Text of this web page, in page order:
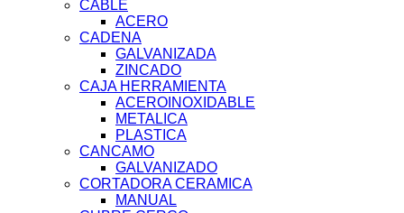
CABLE
ACERO
CADENA
GALVANIZADA
ZINCADO
CAJA HERRAMIENTA
ACEROINOXIDABLE
METALICA
PLASTICA
CANCAMO
GALVANIZADO
CORTADORA CERAMICA
MANUAL